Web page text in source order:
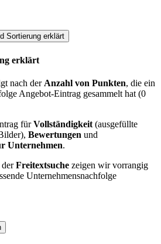
Sortierung erklärt
erklärt
nach der Anzahl von Punkten, die ein
Angebot-Eintrag gesammelt hat (0
fürVollständigkeit (ausgefüllte
Bewertungen und
Unternehmen.
Freitextsuche zeigen wir vorrangig
Unternehmensnachfolge